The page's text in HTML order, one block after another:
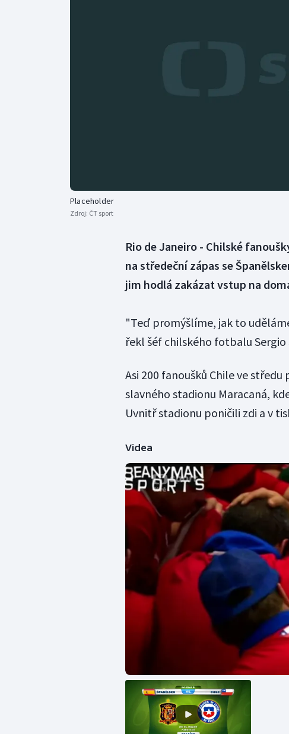
Placeholder
Zdroj: ČT sport
Rio de Janeiro - Chilské
na středeční zápas se
jim hodlá zakázat vstup na
"Teď promýšlíme, jak to
řekl šéf chilského fotbalu Sergio
Asi 200 fanoušků Chile ve
slavného stadionu Maracaná,
Uvnitř stadionu poničili zdi a v
Videa